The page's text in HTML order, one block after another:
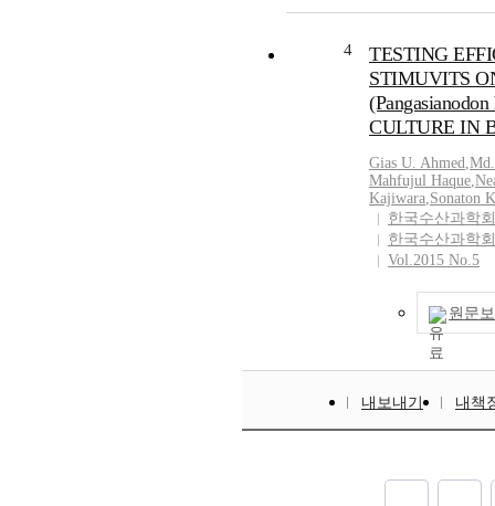
rolledmicroalloyed
of ductility than hot
condition while
marginally, which
percentage of
values correlate
experimentalyield
discrepancy has
tensile strength
interpretationsare
amplitudes (± 0.30
temperature
true strain rate of 1
strain ratio of − 1.
analysedfollowing
strain energy–life
well as micro
have been critically
supplemented by
characterizations
hardness
yield strength is
loading which is
cyclic softening of
amplitudes
seismic
plastic strain
approaches. The
4
TESTING
STIMUVITS
CULTURE IN
Gias U. Ahmed,
Mahfujul Haque,
Kajiwara,Sonaton
한국수산과학
한국수산과학
Vol.2015 No.5
원문
내보내기 내책